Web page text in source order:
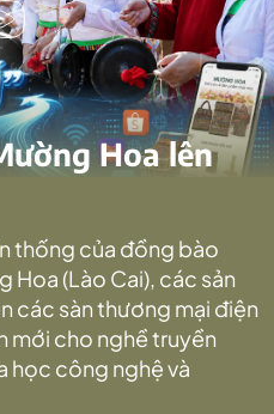
Hoa lên
thống của đồng bào
Hoa (Lào Cai), các sản
các sàn thương mại điện
mới cho nghề truyền
học công nghệ và